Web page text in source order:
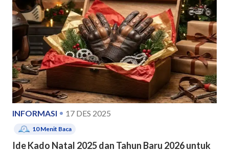
INFORMASI 17 DES 2025
10Menit Baca
Ide Kado Natal 2025 dan Tahun Baru 2026 untuk